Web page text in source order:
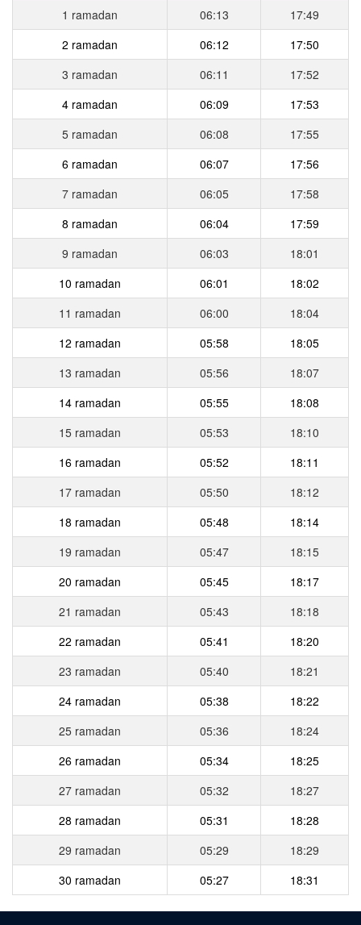
1 ramadan
06:13
17:49
2 ramadan
06:12
17:50
3 ramadan
06:11
17:52
4 ramadan
06:09
17:53
5 ramadan
06:08
17:55
6 ramadan
06:07
17:56
7 ramadan
06:05
17:58
8 ramadan
06:04
17:59
9 ramadan
06:03
18:01
10 ramadan
06:01
18:02
11 ramadan
06:00
18:04
12 ramadan
05:58
18:05
13 ramadan
05:56
18:07
14 ramadan
05:55
18:08
15 ramadan
05:53
18:10
16 ramadan
05:52
18:11
17 ramadan
05:50
18:12
18 ramadan
05:48
18:14
19 ramadan
05:47
18:15
20 ramadan
05:45
18:17
21 ramadan
05:43
18:18
22 ramadan
05:41
18:20
23 ramadan
05:40
18:21
24 ramadan
05:38
18:22
25 ramadan
05:36
18:24
26 ramadan
05:34
18:25
27 ramadan
05:32
18:27
28 ramadan
05:31
18:28
29 ramadan
05:29
18:29
30 ramadan
05:27 18:31